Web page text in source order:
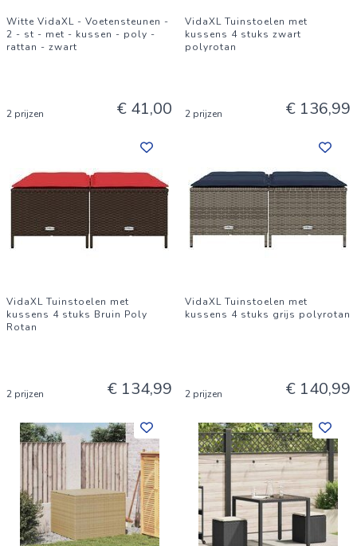
Witte VidaXL - Voetensteunen -
2 - st - met - kussen - poly -
rattan - zwart
2 prijzen € 41,00
VidaXL Tuinstoelen met
kussens 4 stuks zwart
polyrotan
2 prijzen € 136,99
VidaXL Tuinstoelen met
kussens 4 stuks Bruin Poly
Rotan
2 prijzen € 134,99
VidaXL Tuinstoelen met
kussens 4 stuks grijs polyrotan
2 prijzen € 140,99